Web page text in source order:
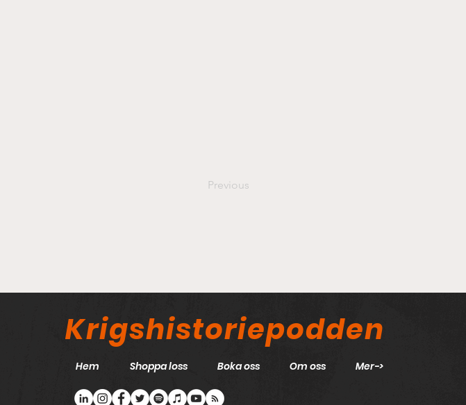
Previous
Krigshistoriepodden
Hem Shoppa loss Boka oss Om oss Mer->